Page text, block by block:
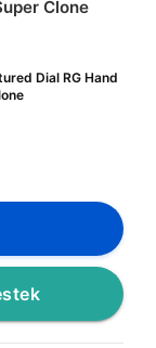
Clone
Dial RG Hand